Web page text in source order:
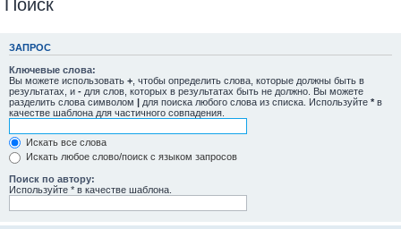
Поиск
ЗАПРОС
Ключевые слова:
Вы можете использовать + , чтобы определить слова, которые должны быть в
результатах, и - для слов, которых в результатах быть не должно. Вы можете
разделить слова символом | для поиска любого слова из списка. Используйте * в
качестве шаблона для частичного совпадения.
Искать все слова
Искать любое слово/поиск с языком запросов
Поиск по автору:
Используйте * в качестве шаблона.